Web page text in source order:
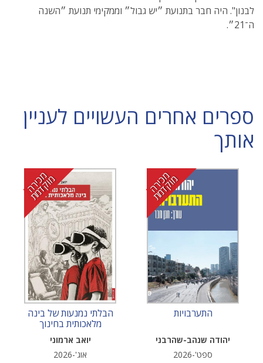
לבנון". היה חבר בתנועת ״יש גבול״ וממקימי תנועת ״השנה
ה־21״.
ספרים אחרים העשויים לעניין
אותך
מ
כ
י
ר
ה
מ
ו
ק
ד
מ
ת
התערבויות
יהודה שנהב-שהרבני
ספט'-2026
מ
כ
י
ר
ה
מ
ו
ק
ד
מ
ת
הבלתי נמנעות של בינה
מלאכותית בחינוך
יואב ארמוני
אוג'-2026